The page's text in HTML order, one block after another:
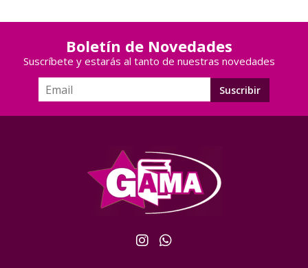
Boletín de Novedades
Suscríbete y estarás al tanto de nuestras novedades